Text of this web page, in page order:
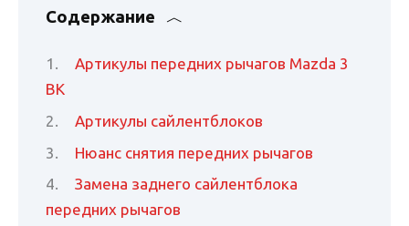
Содержание
Артикулы передних рычагов Mazda 3
BK
Артикулы сайлентблоков
Нюанс снятия передних рычагов
Замена заднего сайлентблока
передних рычагов